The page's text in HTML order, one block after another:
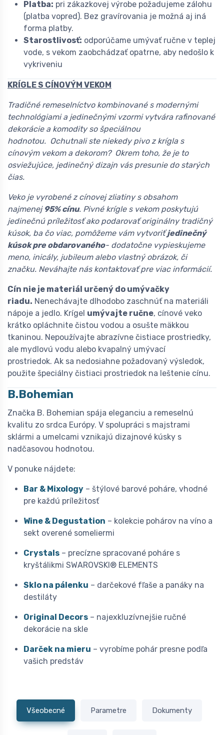
Platba: pri zákazkovej výrobe požadujeme zálohu
(platba vopred). Bez gravírovania je možná aj iná
forma platby.
Starostlivosť: odporúčame umývať ručne v teplej
vode, s vekom zaobchádzať opatrne, aby nedošlo k
vykriveniu
KRÍGLE S CÍNOVÝM VEKOM
Tradičné remeselníctvo kombinované s modernými
technológiami a jedinečnými vzormi vytvára rafinované
dekorácie a komodity so špeciálnou
hodnotou. Ochutnali ste niekedy pivo z krígla s
cínovým vekom a dekorom? Okrem toho, že je to
osviežujúce, jedinečný dizajn vás presunie do starých
čias.
Veko je vyrobené z cínovej zliatiny s obsahom
najmenej 95% cínu. Pivné krígle s vekom poskytujú
jedinečnú príležitosť ako podarovať originálny tradičný
kúsok, ba čo viac, pomôžeme vám vytvoriťjedinečný
kúsok pre obdarovaného- dodatočne vypieskujeme
meno, inicály, jubileum alebo vlastný obrázok, či
značku. Neváhajte nás kontaktovať pre viac informácií.
Cín nie je materiál určený do umývačky
riadu. Nenechávajte dlhodobo zaschnúť na materiáli
nápoje a jedlo. Krígel umývajte ručne, cínové veko
krátko opláchnite čistou vodou a osušte mäkkou
tkaninou. Nepoužívajte abrazívne čistiace prostriedky,
ale mydlovú vodu alebo kvapalný umývací
prostriedok. Ak sa nedosiahne požadovaný výsledok,
použite špeciálny čistiaci prostriedok na leštenie cínu.
B.Bohemian
Značka B. Bohemian spája eleganciu a remeselnú
kvalitu zo srdca Európy. V spolupráci s majstrami
sklármi a umelcami vznikajú dizajnové kúsky s
nadčasovou hodnotou.
V ponuke nájdete:
Bar & Mixology – štýlové barové poháre, vhodné
pre každú príležitosť
Wine & Degustation – kolekcie pohárov na víno a
sekt overené someliermi
Crystals – precízne spracované poháre s
kryštálikmi SWAROVSKI® ELEMENTS
Sklo na pálenku – darčekové fľaše a panáky na
destiláty
Original Decors – najexkluzívnejšie ručné
dekorácie na skle
Darček na mieru – vyrobíme pohár presne podľa
vašich predstáv
Všeobecné Parametre Dokumenty